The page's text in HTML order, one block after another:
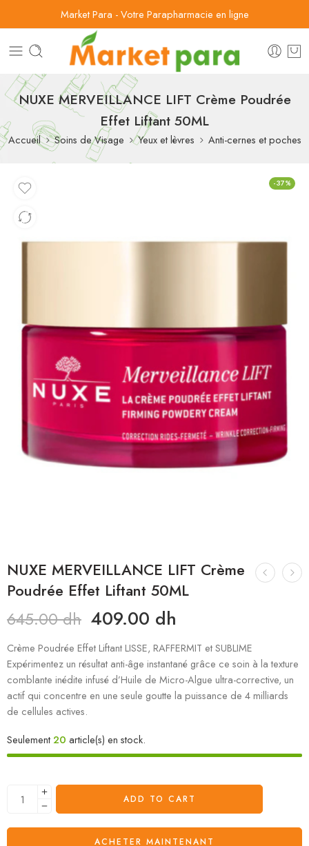
Market Para - Votre Parapharmacie en ligne
NUXE MERVEILLANCE LIFT Crème Poudrée
Effet Liftant 50ML
Accueil Soins de Visage Yeux et lèvres Anti-cernes et poches
-37%
NUXE MERVEILLANCE LIFT Crème
Poudrée Effet Liftant 50ML
645.00dh 409.00 dh
Crème Poudrée Effet Liftant LISSE, RAFFERMIT et SUBLIME
Expérimentez un résultat anti-âge instantané grâce ce soin à la texture
comblante inédite infusé d’Huile de Micro-Algue ultra-corrective, un
actif qui concentre en une seule goutte la puissance de 4 milliards
de cellules actives.
Seulement20 article(s) en stock.
ADD TO CART
ACHETER MAINTENANT